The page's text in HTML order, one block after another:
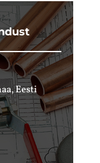
Eesti